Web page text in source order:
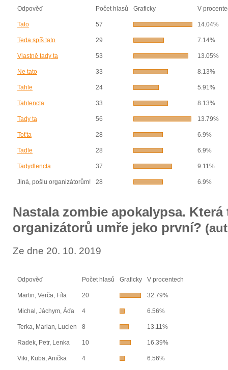
Odpověď Počet hlasů Graficky V
Tato 57 14.04%
Teda spíš tato 29 7.14%
Vlastně tady ta 53 13.05%
Ne tato 33 8.13%
Tahle 24 5.91%
Tahlencta 33 8.13%
Tady ta 56 13.79%
Toťta 28 6.9%
Tadle 28 6.9%
Tadydlencta 37 9.11%
Jiná, pošlu organizátorům! 28 6.9%
Nastala zombie apokalypsa.
organizátorů umře jeko první?
Ze dne 20. 10. 2019
Odpověď Počet hlasů Graficky V procentech
Martin, Verča, Fíla 20 32.79%
Michal, Jáchym, Áďa 4 6.56%
Terka, Marian, Lucien 8 13.11%
Radek, Petr, Lenka 10 16.39%
Viki, Kuba, Anička 4 6.56%